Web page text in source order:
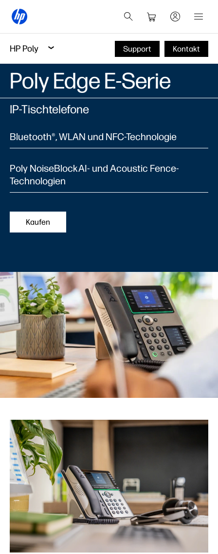
HP Poly Support Kontakt
Poly Edge E-Serie
IP-Tischtelefone
Bluetooth®, WLAN und NFC-Technologie
Poly NoiseBlockAI- und Acoustic Fence-
Technologien
Kaufen